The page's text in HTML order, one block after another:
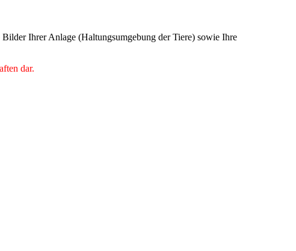
Ihrer Anlage (Haltungsumgebung der Tiere) sowie Ihre
dar.